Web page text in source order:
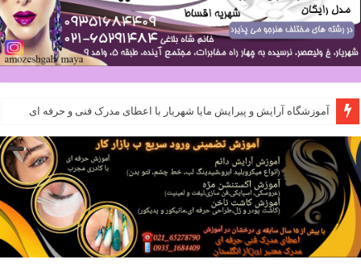
آموزشگاه آرایش و پیرایش مایا شهریار با اعطای مدرک فنی و حرفه ای